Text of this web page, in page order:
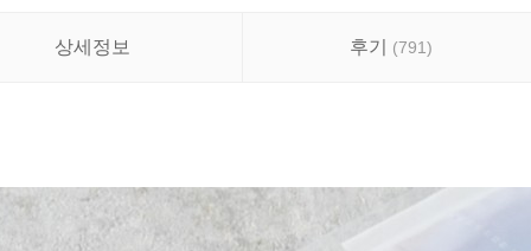
상세정보 후기 (791)